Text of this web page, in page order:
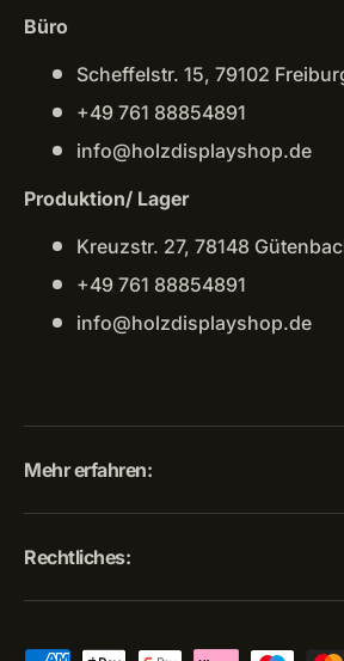
Büro
Scheffelstr. 15, 79102
+49 761 88854891
info@holzdisplayshop.de
Produktion/ Lager
Kreuzstr. 27, 78148
+49 761 88854891
info@holzdisplayshop.de
Mehr erfahren:
Rechtliches: